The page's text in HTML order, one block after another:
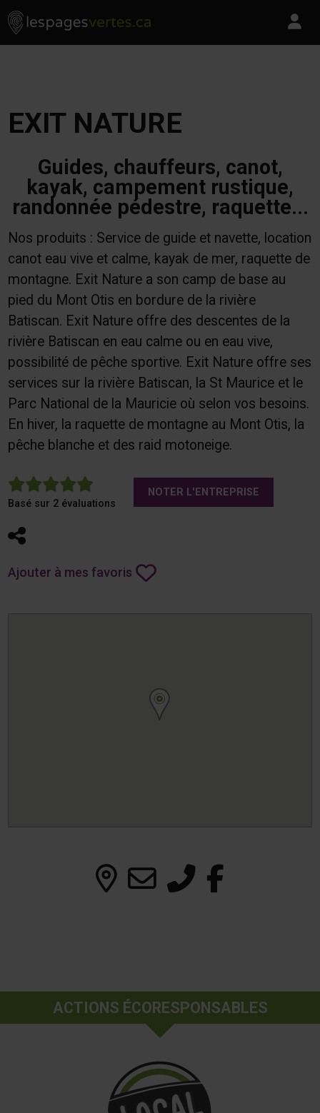
Skip to content
Les Pages Vertes - Go to homepage
EXIT NATURE
Guides, chauffeurs, canot,
kayak, campement rustique,
randonnée pédestre, raquette...
Nos produits : Service de guide et navette, location
canot eau vive et calme, kayak de mer, raquette de
montagne. Exit Nature a son camp de base au
pied du Mont Otis en bordure de la rivière
Batiscan. Exit Nature offre des descentes de la
rivière Batiscan en eau calme ou en eau vive,
possibilité de pêche sportive. Exit Nature offre ses
services sur la rivière Batiscan, la St Maurice et le
Parc National de la Mauricie où selon vos besoins.
En hiver, la raquette de montagne au Mont Otis, la
pêche blanche et des raid motoneige.
5
Basé sur 2 évaluations
NOTER L'ENTREPRISE
Partager
Ajouter à mes favoris
ACTIONS ÉCORESPONSABLES